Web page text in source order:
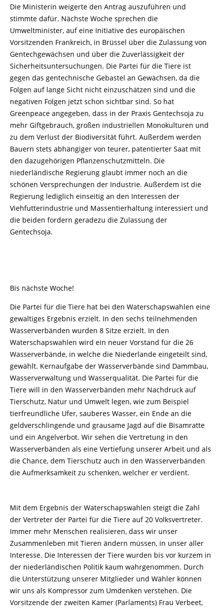
Die Ministerin weigerte den Antrag auszuführen und
stimmte dafür. Nächste Woche sprechen die
Umweltminister, auf eine Initiative des europäischen
Vorsitzenden Frankreich, in Brüssel über die Zulassung von
Gentechgewächsen und über die Zuverlässigkeit der
Sicherheitsuntersuchungen. Die Partei für die Tiere ist
gegen das gentechnische Gebastel an Gewächsen, da die
Folgen auf lange Sicht nicht einzuschätzen sind und die
negativen Folgen jetzt schon sichtbar sind. So hat
Greenpeace angegeben, dass in der Praxis Gentechsoja zu
mehr Giftgebrauch, großen industriellen Monokulturen und
zu dem Verlust der Biodiversität führt. Außerdem werden
Bauern stets abhängiger von teurer, patentierter Saat mit
den dazugehörigen Pflanzenschutzmitteln. Die
niederländische Regierung glaubt immer noch an die
schönen Versprechungen der Industrie. Außerdem ist die
Regierung lediglich einseitig an den Interessen der
Viehfutterindustrie und Massentierhaltung interessiert und
die beiden fordern geradezu die Zulassung der
Gentechsoja.
Bis nächste Woche!
Die Partei für die Tiere hat bei den Waterschapswahlen eine
gewaltiges Ergebnis erzielt. In den sechs teilnehmenden
Wasserverbänden wurden 8 Sitze erzielt. In den
Waterschapswahlen wird ein neuer Vorstand für die 26
Wasserverbände, in welche die Niederlande eingeteilt sind,
gewählt. Kernaufgabe der Wasserverbände sind Dammbau,
Wasserverwaltung und Wasserqualität. Die Partei für die
Tiere will in den Wasserverbänden mehr Nachdruck auf
Tierschutz, Natur und Umwelt legen, wie zum Beispiel
tierfreundliche Ufer, sauberes Wasser, ein Ende an die
geldverschlingende und grausame Jagd auf die Bisamratte
und ein Angelverbot. Wir sehen die Vertretung in den
Wasserverbänden als eine Vertiefung unserer Arbeit und als
die Chance, dem Tierschutz auch in den Wasserverbänden
die Aufmerksamkeit zu schenken, welcher er verdient.
Mit dem Ergebnis der Waterschapswahlen steigt die Zahl
der Vertreter der Partei für die Tiere auf 20 Volksvertreter.
Immer mehr Menschen realisieren, dass wir unser
Zusammenleben mit Tieren ändern müssen, in unser aller
Interesse. Die Interessen der Tiere wurden bis vor kurzem in
der niederländischen Politik kaum wahrgenommen. Durch
die Unterstützung unserer Mitglieder und Wähler können
wir uns als Kompressor zum Umdenken verstehen. Die
Vorsitzende der zweiten Kamer (Parlaments) Frau Verbeet,